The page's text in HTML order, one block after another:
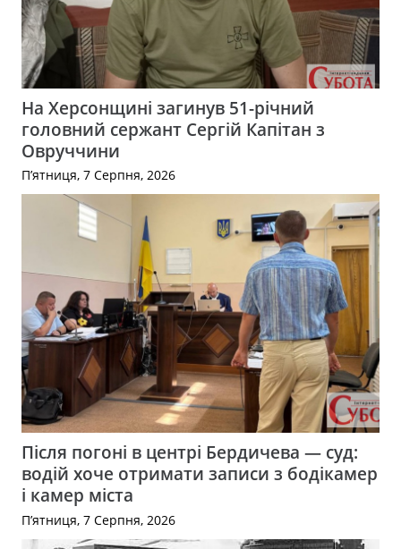
На Херсонщині загинув 51-річний
головний сержант Сергій Капітан з
Овруччини
П’ятниця, 7 Серпня, 2026
Після погоні в центрі Бердичева — суд:
водій хоче отримати записи з бодікамер
і камер міста
П’ятниця, 7 Серпня, 2026